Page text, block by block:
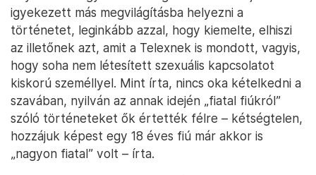
igyekezett más megvilágításba helyezni a
történetet, leginkább azzal, hogy kiemelte, elhiszi
az illetőnek azt, amit a Telexnek is mondott, vagyis,
hogy soha nem létesített szexuális kapcsolatot
kiskorú személlyel. Mint írta, nincs oka kételkedni a
szavában, nyilván az annak idején „fiatal fiúkról”
szóló történeteket ők értették félre – kétségtelen,
hozzájuk képest egy 18 éves fiú már akkor is
„nagyon fiatal” volt – írta.